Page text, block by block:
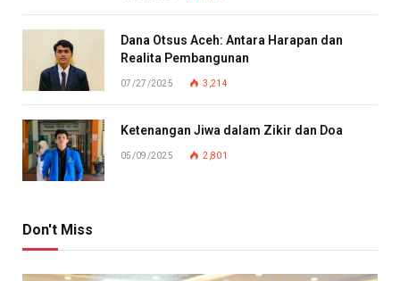
Dana Otsus Aceh: Antara Harapan dan
Realita Pembangunan
07/27/2025 3,214
Ketenangan Jiwa dalam Zikir dan Doa
05/09/2025 2,801
Don't Miss